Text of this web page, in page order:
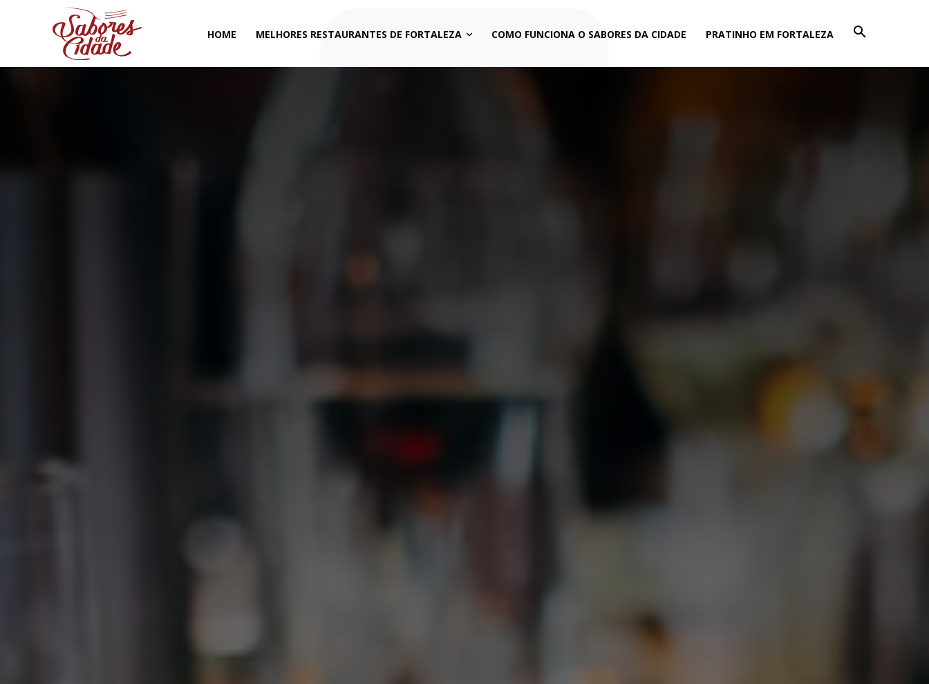
HOME MELHORES RESTAURANTES DE FORTALEZA COMO FUNCIONA O SABORES DA CIDADE PRATINHO EM FORTALEZA